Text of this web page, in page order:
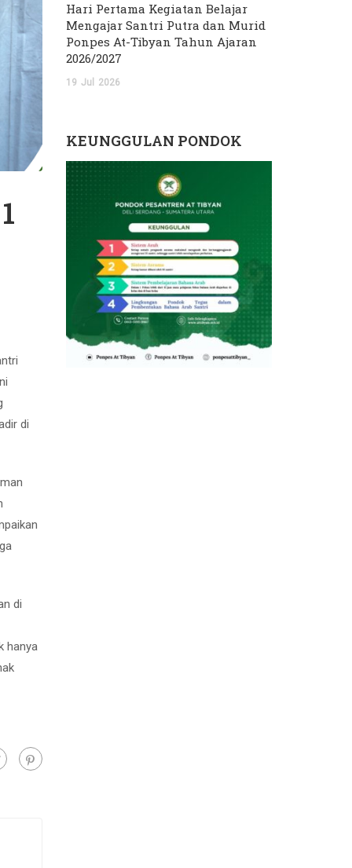
di
di
hanya
Hari Pertama Kegiatan Belajar
Mengajar Santri Putra dan Murid
Ponpes At-Tibyan Tahun Ajaran
2026/2027
19 Jul 2026
KEUNGGULAN PONDOK